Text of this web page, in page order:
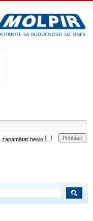
Prihlásiť
zapamätať heslo